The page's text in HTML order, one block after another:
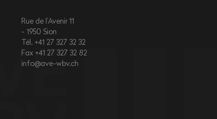
Rue de l’Avenir 11
1950 Sion
Tél. +41 27 327 32 32
Fax +41 27 327 32 82
info@ave-wbv.ch